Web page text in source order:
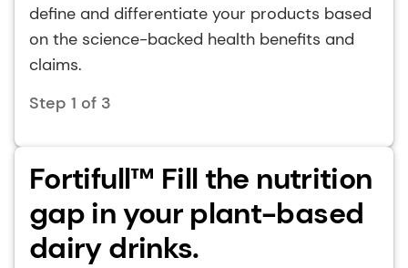
define and differentiate your products based
on the science-backed health benefits and
claims.
Step 1 of 3
Fortifull™ Fill the nutrition
gap in your plant-based
dairy drinks.